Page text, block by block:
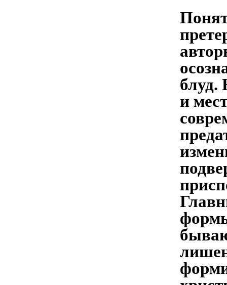
блуд.
и